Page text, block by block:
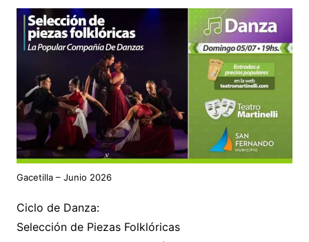
Gacetilla – Junio 2026
Ciclo de Danza:
Selección de Piezas Folklóricas